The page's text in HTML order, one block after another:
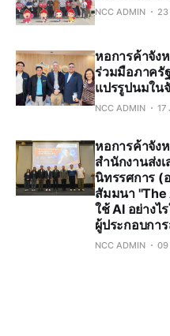
NCC ADMIN
หอการค้าจัง
ร่วมมือภาครั
แปรรูปนมใน
NCC ADMIN 17
หอการค้าจัง
สำนักงานส่ง
นิทรรศการ (
สัมมนา "The
ใช้ AI อย่างไ
ผู้ประกอบกา
NCC ADMIN 09